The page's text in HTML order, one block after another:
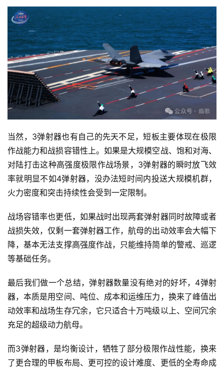
当然，3弹射器也有自己的先天不足，短板主要体现在极限
作战能力和战损容错性上。如果是大规模空战、饱和对海、
对陆打击这种高强度极限作战场景，3弹射器的瞬时放飞效
率就明显不如4弹射器，没办法短时间内投送大规模机群，
火力密度和突击持续性会受到一定限制。
战场容错率也更低，如果战时出现两套弹射器同时故障或者
战损失效，仅剩一套弹射器工作，航母的出动效率会大幅下
降，基本无法支撑高强度作战，只能维持简单的警戒、巡逻
等基础任务。
最后我们做一个总结，弹射器数量没有绝对的好坏，4弹射
器，本质是用空间、吨位、成本和运维压力，换来了峰值出
动效率和战场生存冗余，它只适合十万吨级以上、空间冗余
充足的超级动力航母。
而3弹射器，是均衡设计，牺牲了部分极限作战性能，换来
了更合理的甲板布局、更可控的设计难度、更低的全寿命成